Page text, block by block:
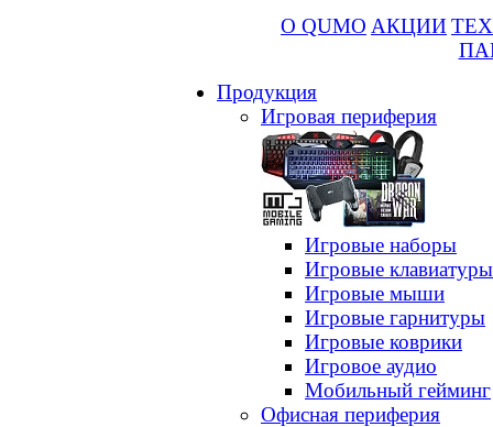
О QUMO АКЦИИ
Продукция
Игровая периферия
Игровые наборы
Игровые клавиатуры
Игровые мыши
Игровые гарнитуры
Игровые коврики
Игровое аудио
Мобильный гейминг
Офисная периферия